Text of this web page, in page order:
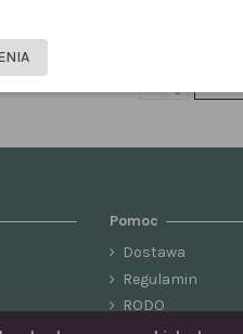
Pomoc
Dostawa
Regulamin
RODO